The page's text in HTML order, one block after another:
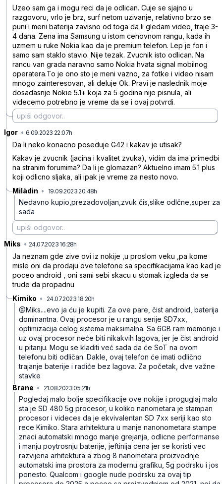
Uzeo sam ga i mogu reci da je odlican. Cuje se sjajno u
razgovoru, vrlo je brz, surf netom uzivanje, relativno brzo se
puni i meni baterija zavisno od toga da li gledam video, traje 3-
4 dana. Zena ima Samsung u istom cenovnom rangu, kada ih
uzmem u ruke Nokia kao da je premium telefon. Lep je fon i
samo sam staklo stavio. Nije tezak. Zvucnik isto odlican. Na
rancu van grada naravno samo Nokia hvata signal mobilnog
operatera.To je ono sto je meni vazno, za fotke i video nisam
mnogo zainteresovan, ali deluje Ok. Pravi je naslednik moje
dosadasnje Nokie 5.1+ koja za 5 godina nije pisnula, ali
videcemo potrebno je vreme da se i ovaj potvrdi.
Igor • 6.09.2023 22:07h
Da li neko konacno poseduje G42 i kakav je utisak?
Kakav je zvucnik (jacina i kvalitet zvuka), vidim da ima primedbi
na stranim forumima? Da li je glomazan? Aktuelno imam 5.1 plus
koji odlicno sljaka, ali ipak je vreme za nesto novo.
Milàdin • 19.09.2023 20:48h
Nedavno kupio,prezadovoljan,zvuk čis,slike odlčne,super za
sada
Miks • 24.07.2023 16:28h
Ja neznam gde zive ovi iz nokije ,u proslom veku ,pa kome
misle oni da prodaju ove telefone sa specifikacijama kao kad je
poceo android , oni sami sebi skacu u stomak izgleda da se
trude da propadnu
Kimiko • 24.07.2023 18:20h
@Miks....evo ja ću je kupiti. Za ove pare, čist android, baterija
dominantna. Ovaj procesor je u rangu serije SD7xx,
optimizacija celog sistema maksimalna. Sa 6GB ram memorije i
uz ovaj procesor neće biti nikakvih lagova, jer je čist android
u pitanju. Mogu se kladiti već sada da će SoT na ovom
telefonu biti odličan. Dakle, ovaj telefon će imati odlično
trajanje baterije i radiće bez lagova. Za početak, dve važne
stavke
Brane • 21.08.2023 05:21h
Pogledaj malo bolje specifikacije ove nokije i proguglaj malo
sta je SD 480 5g procesor, u koliko nanometara je stampan
procesor i videces da je ekvivalentan SD 7xx seriji kao sto
rece Kimiko. Stara arhitektura u manje nanonometara stampe
znaci automatski mnogo manje grejanja, odlicne performanse
i manju poytrosnju baterije, jeftinija cena jer se koristi vec
razvijena arhitektura a zbog 8 nanometara proizvodnje
automatski ima prostora za modernu grafiku, 5g podrsku i jos
ponesto. Qualcom i google nude podrsku za ovaj tip